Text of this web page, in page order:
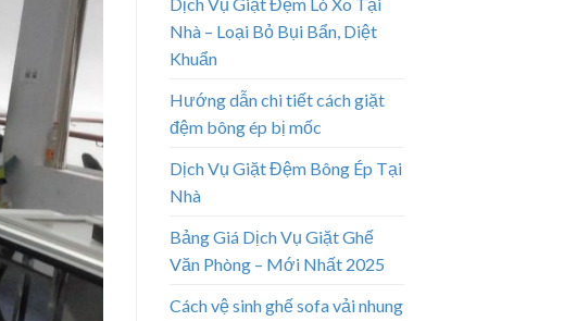
Nhà – Loại Bỏ Bụi Bẩn, Diệt
Khuẩn
Hướng dẫn chi tiết cách giặt
đệm bông ép bị mốc
Dịch Vụ Giặt Đệm Bông Ép Tại
Nhà
Bảng Giá Dịch Vụ Giặt Ghế
Văn Phòng – Mới Nhất 2025
Cách vệ sinh ghế sofa vải nhung